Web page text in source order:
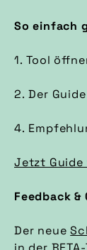
So einfach
1. Tool
2. Der
4.
Jetzt Guide
Feedback &
Der neue